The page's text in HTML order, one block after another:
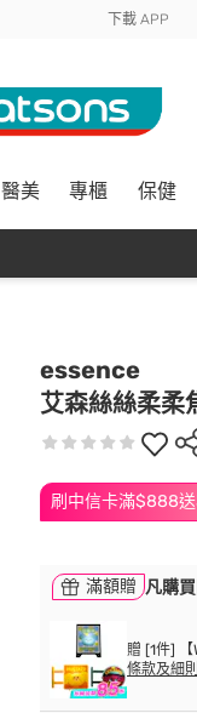
下載 APP
醫美 專櫃 保健
essence
艾森絲絲柔柔
刷中信卡滿$888
滿額贈 凡購
贈 [1件]
條款及細則